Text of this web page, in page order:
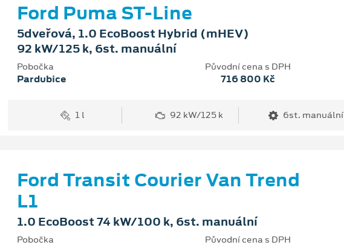
Ford Puma ST-Line
5dveřová, 1.0 EcoBoost Hybrid (mHEV)
92 kW/125 k, 6st. manuální
Pobočka
Pardubice
Původní cena s DPH
716 800 Kč
1 l 92 kW/125 k 6st. manuální
Ford Transit Courier Van Trend
L1
1.0 EcoBoost 74 kW/100 k, 6st. manuální
Pobočka Původní cena s DPH